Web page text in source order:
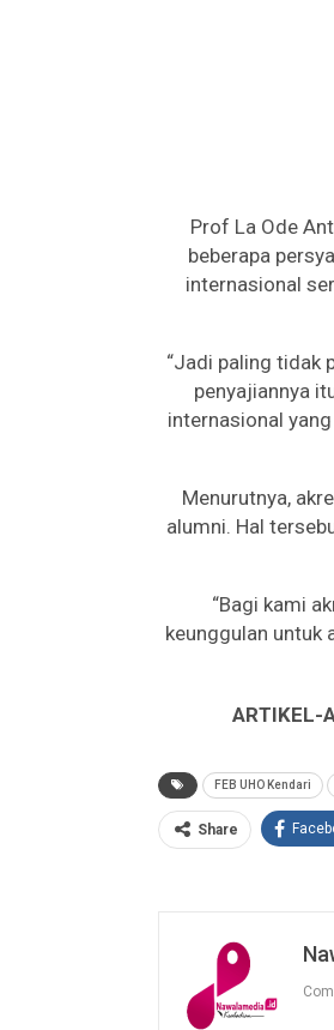
Prof La Ode
beberapa
internasional
“Jadi paling tidak
penyajiannya
internasional
Menurutnya,
alumni. Hal
“Bagi kami
keunggulan untuk
ARTIKEL-
FEB UHO Kendari
Share